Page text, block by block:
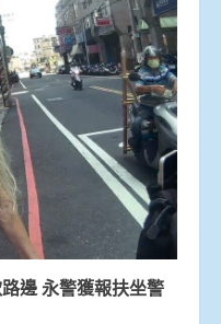
邊 永警獲報扶坐警